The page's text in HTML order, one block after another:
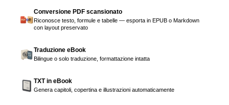
Conversione PDF scansionato
Riconosce testo, formule e tabelle — esporta in EPUB o Markdown
con layout preservato
Traduzione eBook
Bilingue o solo traduzione, formattazione intatta
TXT in eBook
Genera capitoli, copertina e illustrazioni automaticamente